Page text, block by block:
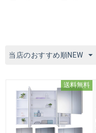
当店のおすすめ順NEW
送料無料